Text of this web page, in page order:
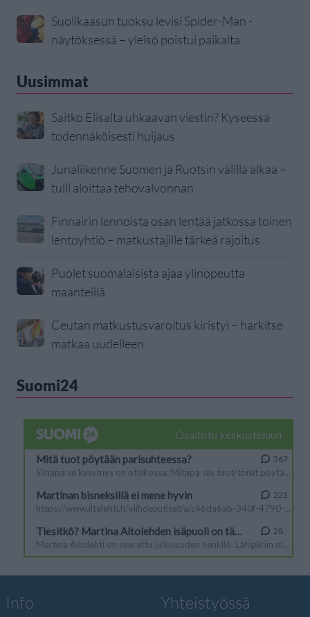
Suolikaasun tuoksu levisi Spider-Man -
näytöksessä – yleisö poistui paikalta
Uusimmat
Saitko Elisalta uhkaavan viestin? Kyseessä
todennäköisesti huijaus
Junaliikenne Suomen ja Ruotsin välillä alkaa –
tulli aloittaa tehovalvonnan
Finnairin lennoista osan lentää jatkossa toinen
lentoyhtiö – matkustajille tärkeä rajoitus
Puolet suomalaisista ajaa ylinopeutta
maanteillä
Ceutan matkustusvaroitus kiristyi – harkitse
matkaa uudelleen
Suomi24
Info Yhteistyössä